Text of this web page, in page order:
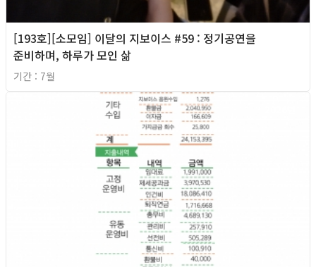
[193호][소모임] 이달의 지보이스 #59 : 정기공연을
준비하며, 하루가 모인 삶
기간 : 7월